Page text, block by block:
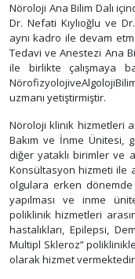
Nöroloji Ana Bilim Dalı
Dr. Nefati Kıylıoğlu ve
aynı kadro ile devam
Tedavi ve Anestezi Ana
ile birlikte çalışmaya
uzmanı yetiştirmiştir.
Nöroloji klinik hizmetleri
Bakım ve İnme Ünitesi,
diğer yataklı birimler ve
Konsültasyon hizmeti ile
olgulara erken dönemde
yapılması ve inme
poliklinik hizmetleri
hastalıkları, Epilepsi,
Multipl Skleroz”
olarak hizmet